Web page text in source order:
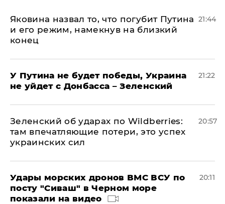
Яковина назвал то, что погубит Путина
и его режим, намекнув на близкий
конец
21:44
У Путина не будет победы, Украина
не уйдет с Донбасса – Зеленский
21:22
Зеленский об ударах по Wildberries:
там впечатляющие потери, это успех
украинских сил
20:57
Удары морских дронов ВМС ВСУ по
посту "Сиваш" в Черном море
показали на видео
20:11